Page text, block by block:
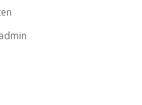
admin